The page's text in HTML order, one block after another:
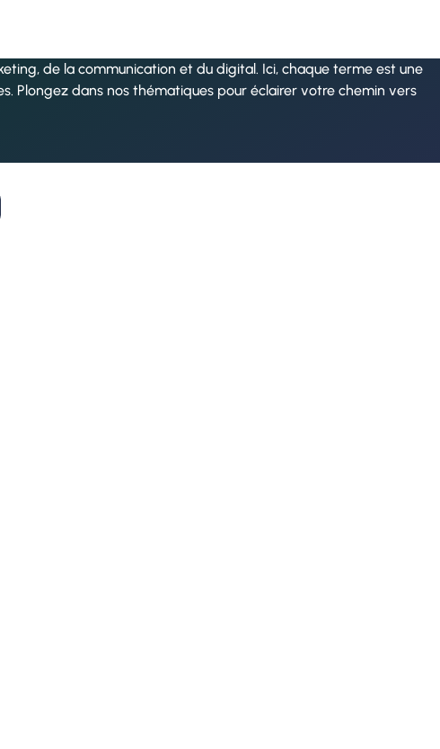
de la communication et du digital. Ici, chaque terme est une
Plongez dans nos thématiques pour éclairer votre chemin vers